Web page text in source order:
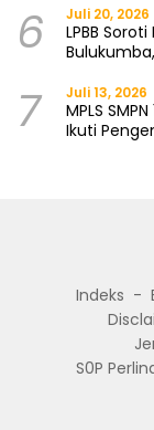
6 Juli 20, 2026
LPBB
7 Juli 13, 2026
MPLS
Ikuti
Indeks
S0P